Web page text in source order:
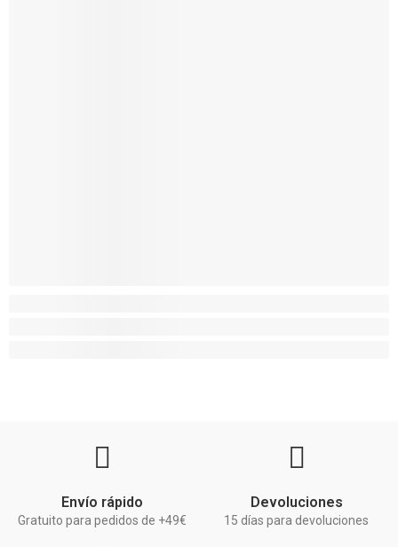
Envío rápido
Gratuito para pedidos de +49€
Devoluciones
15 días para devoluciones